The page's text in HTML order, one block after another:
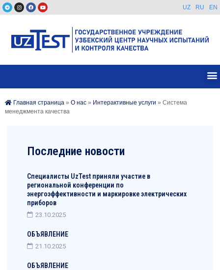
UZ RU EN
Главная страница » О нас » Интерактивные услуги » Система
менеджмента качества
Последние новости
Специалисты UzTest приняли участие в
региональной конференции по
энергоэффективности и маркировке электрических
приборов
23.10.2025
ОБЪЯВЛЕНИЕ
21.10.2025
ОБЪЯВЛЕНИЕ